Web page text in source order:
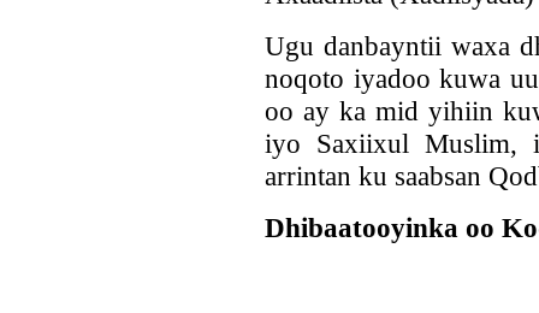
Ugu danbayntii waxa
noqoto iyadoo kuwa
oo ay ka mid yihiin
iyo Saxiixul Muslim,
arrintan ku saabsan
Dhibaatooyinka oo